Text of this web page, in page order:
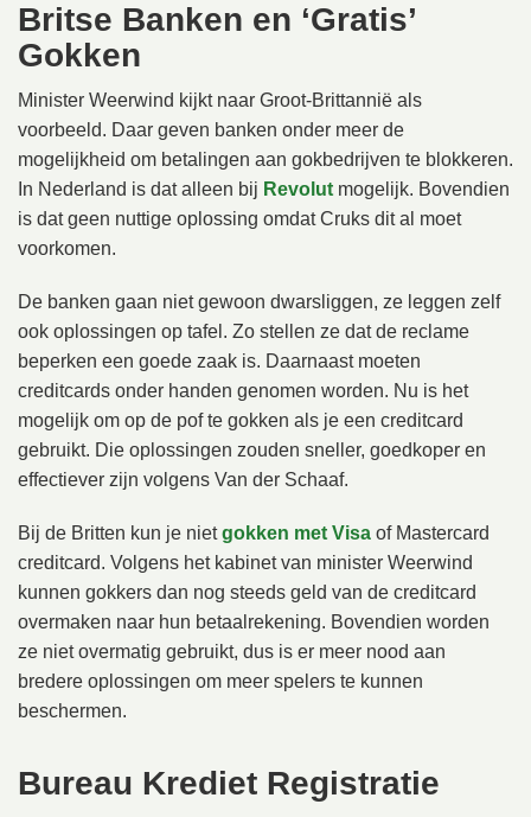
Britse Banken en ‘Gratis’
Gokken
Minister Weerwind kijkt naar Groot-Brittannië als
voorbeeld. Daar geven banken onder meer de
mogelijkheid om betalingen aan gokbedrijven te blokkeren.
In Nederland is dat alleen bij Revolut mogelijk. Bovendien
is dat geen nuttige oplossing omdat Cruks dit al moet
voorkomen.
De banken gaan niet gewoon dwarsliggen, ze leggen zelf
ook oplossingen op tafel. Zo stellen ze dat de reclame
beperken een goede zaak is. Daarnaast moeten
creditcards onder handen genomen worden. Nu is het
mogelijk om op de pof te gokken als je een creditcard
gebruikt. Die oplossingen zouden sneller, goedkoper en
effectiever zijn volgens Van der Schaaf.
Bij de Britten kun je nietgokken met Visa of Mastercard
creditcard. Volgens het kabinet van minister Weerwind
kunnen gokkers dan nog steeds geld van de creditcard
overmaken naar hun betaalrekening. Bovendien worden
ze niet overmatig gebruikt, dus is er meer nood aan
bredere oplossingen om meer spelers te kunnen
beschermen.
Bureau Krediet Registratie